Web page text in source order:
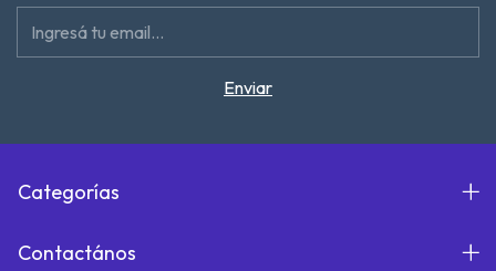
Categorías
Contactános